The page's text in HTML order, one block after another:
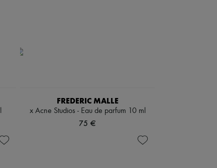
FREDERIC MALLE
x Acne Studios - Eau de parfum 10 ml
75 €